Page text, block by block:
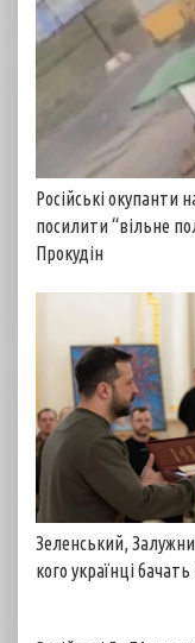
Російські окупанти
посилити “вільне
Прокудін
Зеленський,
кого українці